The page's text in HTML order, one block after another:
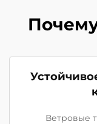
Ветровые